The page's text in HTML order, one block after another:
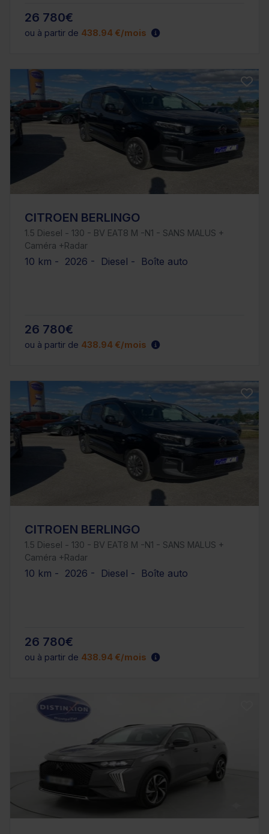
26 780€
ou à partir de 438.94 €/mois
CITROEN BERLINGO
1.5 Diesel - 130 - BV EAT8 M -N1 - SANS MALUS +
Caméra +Radar
10 km - 2026 - Diesel - Boîte auto
26 780€
ou à partir de 438.94 €/mois
CITROEN BERLINGO
1.5 Diesel - 130 - BV EAT8 M -N1 - SANS MALUS +
Caméra +Radar
10 km - 2026 - Diesel - Boîte auto
26 780€
ou à partir de 438.94 €/mois